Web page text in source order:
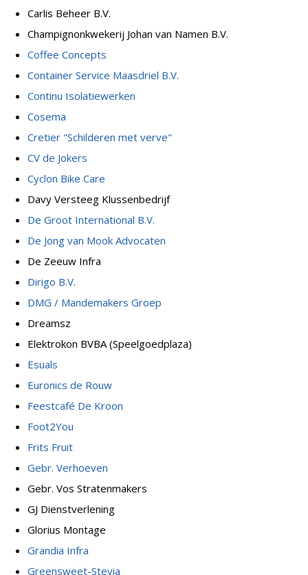
Carlis Beheer B.V.
Champignonkwekerij Johan van Namen B.V.
Coffee Concepts
Container Service Maasdriel B.V.
Continu Isolatiewerken
Cosema
Cretier "Schilderen met verve"
CV de Jokers
Cyclon Bike Care
Davy Versteeg Klussenbedrijf
De Groot International B.V.
De Jong van Mook Advocaten
De Zeeuw Infra
Dirigo B.V.
DMG / Mandemakers Groep
Dreamsz
Elektrokon BVBA (Speelgoedplaza)
Esuals
Euronics de Rouw
Feestcafé De Kroon
Foot2You
Frits Fruit
Gebr. Verhoeven
Gebr. Vos Stratenmakers
GJ Dienstverlening
Glorius Montage
Grandia Infra
Greensweet-Stevia